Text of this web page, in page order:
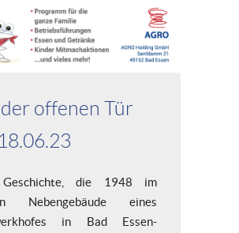
der offenen Tür
die 1948 im
Nebengebäude eines
in Bad Essen-